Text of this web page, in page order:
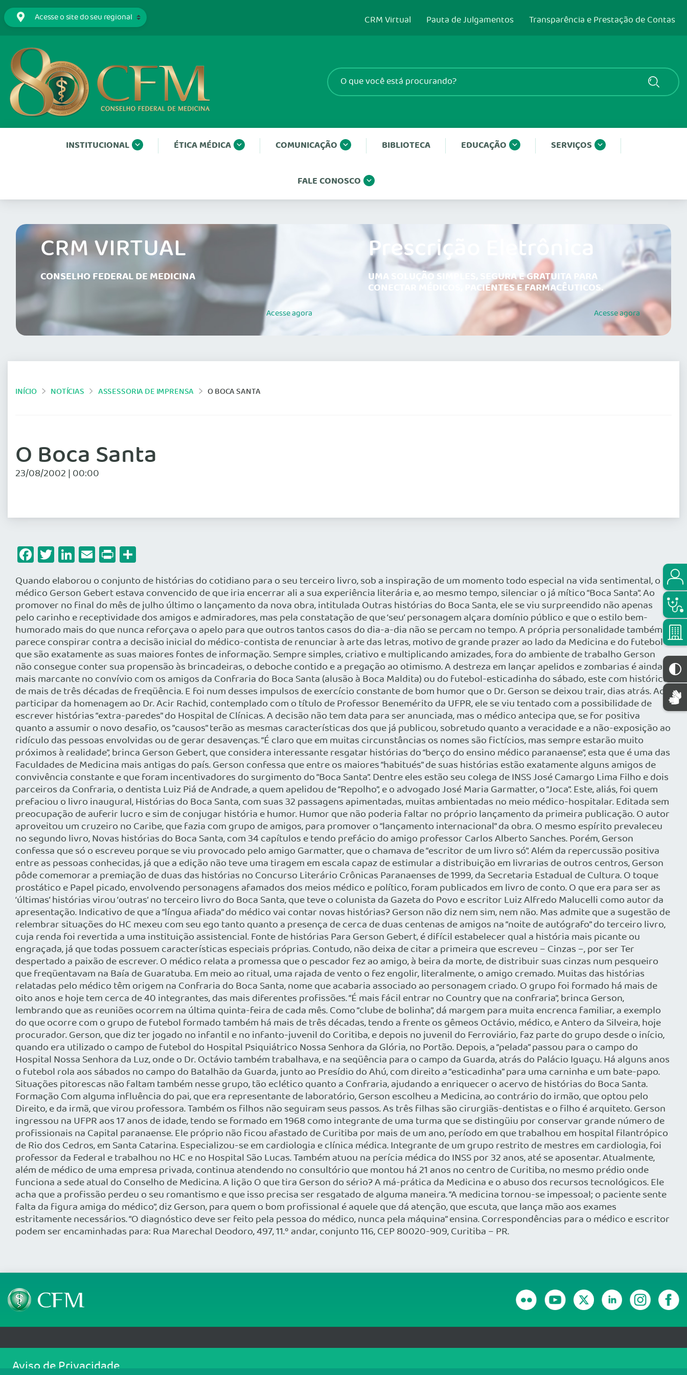
CRM Virtual Pauta de Julgamentos Transparência e Prestação de Contas
INSTITUCIONAL ÉTICA MÉDICA COMUNICAÇÃO BIBLIOTECA EDUCAÇÃO SERVIÇOS
FALE CONOSCO
CRM VIRTUAL
CONSELHO FEDERAL DE MEDICINA
Acesseagora
Prescrição Eletrônica
UMA SOLUÇÃO SIMPLES, SEGURA E GRATUITA PARA
CONECTAR MÉDICOS, PACIENTES E FARMACÊUTICOS.
Acesseagora
INÍCIO NOTÍCIAS ASSESSORIA DE IMPRENSA O BOCA SANTA
O Boca Santa
23/08/2002 | 00:00
Facebook
Twitter
LinkedIn
Email
Print
Quando elaborou o conjunto de histórias do cotidiano para o seu terceiro livro, sob a inspiração de um momento todo especial na vida sentimental, o
médico Gerson Gebert estava convencido de que iria encerrar ali a sua experiência literária e, ao mesmo tempo, silenciar o já mítico “Boca Santa”. Ao
promover no final do mês de julho último o lançamento da nova obra, intitulada Outras histórias do Boca Santa, ele se viu surpreendido não apenas
pelo carinho e receptividade dos amigos e admiradores, mas pela constatação de que ‘seu’ personagem alçara domínio público e que o estilo bem-
humorado mais do que nunca reforçava o apelo para que outros tantos casos do dia-a-dia não se percam no tempo. A própria personalidade também
parece conspirar contra a decisão inicial do médico-contista de renunciar à arte das letras, motivo de grande prazer ao lado da Medicina e do futebol –
que são exatamente as suas maiores fontes de informação. Sempre simples, criativo e multiplicando amizades, fora do ambiente de trabalho Gerson
não consegue conter sua propensão às brincadeiras, o deboche contido e a pregação ao otimismo. A destreza em lançar apelidos e zombarias é ainda
mais marcante no convívio com os amigos da Confraria do Boca Santa (alusão à Boca Maldita) ou do futebol-esticadinha do sábado, este com histórico
de mais de três décadas de freqüência. E foi num desses impulsos de exercício constante de bom humor que o Dr. Gerson se deixou trair, dias atrás. Ao
participar da homenagem ao Dr. Acir Rachid, contemplado com o título de Professor Benemérito da UFPR, ele se viu tentado com a possibilidade de
escrever histórias “extra-paredes” do Hospital de Clínicas. A decisão não tem data para ser anunciada, mas o médico antecipa que, se for positiva
quanto a assumir o novo desafio, os “causos” terão as mesmas características dos que já publicou, sobretudo quanto a veracidade e a não-exposição ao
ridículo das pessoas envolvidas ou de gerar desavenças. “É claro que em muitas circunstâncias os nomes são fictícios, mas sempre estarão muito
próximos à realidade”, brinca Gerson Gebert, que considera interessante resgatar histórias do “berço do ensino médico paranaense”, esta que é uma das
Faculdades de Medicina mais antigas do país. Gerson confessa que entre os maiores “habitués” de suas histórias estão exatamente alguns amigos de
convivência constante e que foram incentivadores do surgimento do “Boca Santa”. Dentre eles estão seu colega de INSS José Camargo Lima Filho e dois
parceiros da Confraria, o dentista Luiz Piá de Andrade, a quem apelidou de “Repolho”, e o advogado José Maria Garmatter, o “Joca”. Este, aliás, foi quem
prefaciou o livro inaugural, Histórias do Boca Santa, com suas 32 passagens apimentadas, muitas ambientadas no meio médico-hospitalar. Editada sem
preocupação de auferir lucro e sim de conjugar história e humor. Humor que não poderia faltar no próprio lançamento da primeira publicação. O autor
aproveitou um cruzeiro no Caribe, que fazia com grupo de amigos, para promover o “lançamento internacional” da obra. O mesmo espírito prevaleceu
no segundo livro, Novas histórias do Boca Santa, com 34 capítulos e tendo prefácio do amigo professor Carlos Alberto Sanches. Porém, Gerson
confessa que só o escreveu porque se viu provocado pelo amigo Garmatter, que o chamava de “escritor de um livro só”. Além da repercussão positiva
entre as pessoas conhecidas, já que a edição não teve uma tiragem em escala capaz de estimular a distribuição em livrarias de outros centros, Gerson
pôde comemorar a premiação de duas das histórias no Concurso Literário Crônicas Paranaenses de 1999, da Secretaria Estadual de Cultura. O toque
prostático e Papel picado, envolvendo personagens afamados dos meios médico e político, foram publicados em livro de conto. O que era para ser as
‘últimas’ histórias virou ‘outras’ no terceiro livro do Boca Santa, que teve o colunista da Gazeta do Povo e escritor Luiz Alfredo Malucelli como autor da
apresentação. Indicativo de que a “língua afiada” do médico vai contar novas histórias? Gerson não diz nem sim, nem não. Mas admite que a sugestão de
relembrar situações do HC mexeu com seu ego tanto quanto a presença de cerca de duas centenas de amigos na “noite de autógrafo” do terceiro livro,
cuja renda foi revertida a uma instituição assistencial. Fonte de histórias Para Gerson Gebert, é difícil estabelecer qual a história mais picante ou
engraçada, já que todas possuem características especiais próprias. Contudo, não deixa de citar a primeira que escreveu – Cinzas –, por ser Ter
despertado a paixão de escrever. O médico relata a promessa que o pescador fez ao amigo, à beira da morte, de distribuir suas cinzas num pesqueiro
que freqüentavam na Baía de Guaratuba. Em meio ao ritual, uma rajada de vento o fez engolir, literalmente, o amigo cremado. Muitas das histórias
relatadas pelo médico têm origem na Confraria do Boca Santa, nome que acabaria associado ao personagem criado. O grupo foi formado há mais de
oito anos e hoje tem cerca de 40 integrantes, das mais diferentes profissões. “É mais fácil entrar no Country que na confraria”, brinca Gerson,
lembrando que as reuniões ocorrem na última quinta-feira de cada mês. Como “clube de bolinha”, dá margem para muita encrenca familiar, a exemplo
do que ocorre com o grupo de futebol formado também há mais de três décadas, tendo a frente os gêmeos Octávio, médico, e Antero da Silveira, hoje
procurador. Gerson, que diz ter jogado no infantil e no infanto-juvenil do Coritiba, e depois no juvenil do Ferroviário, faz parte do grupo desde o início,
quando era utilizado o campo de futebol do Hospital Psiquiátrico Nossa Senhora da Glória, no Portão. Depois, a “pelada” passou para o campo do
Hospital Nossa Senhora da Luz, onde o Dr. Octávio também trabalhava, e na seqüência para o campo da Guarda, atrás do Palácio Iguaçu. Há alguns anos
o futebol rola aos sábados no campo do Batalhão da Guarda, junto ao Presídio do Ahú, com direito a “esticadinha” para uma carninha e um bate-papo.
Situações pitorescas não faltam também nesse grupo, tão eclético quanto a Confraria, ajudando a enriquecer o acervo de histórias do Boca Santa.
Formação Com alguma influência do pai, que era representante de laboratório, Gerson escolheu a Medicina, ao contrário do irmão, que optou pelo
Direito, e da irmã, que virou professora. Também os filhos não seguiram seus passos. As três filhas são cirurgiãs-dentistas e o filho é arquiteto. Gerson
ingressou na UFPR aos 17 anos de idade, tendo se formado em 1968 como integrante de uma turma que se distingüiu por conservar grande número de
profissionais na Capital paranaense. Ele próprio não ficou afastado de Curitiba por mais de um ano, período em que trabalhou em hospital filantrópico
de Rio dos Cedros, em Santa Catarina. Especializou-se em cardiologia e clínica médica. Integrante de um grupo restrito de mestres em cardiologia, foi
professor da Federal e trabalhou no HC e no Hospital São Lucas. Também atuou na perícia médica do INSS por 32 anos, até se aposentar. Atualmente,
além de médico de uma empresa privada, continua atendendo no consultório que montou há 21 anos no centro de Curitiba, no mesmo prédio onde
funciona a sede atual do Conselho de Medicina. A lição O que tira Gerson do sério? A má-prática da Medicina e o abuso dos recursos tecnológicos. Ele
acha que a profissão perdeu o seu romantismo e que isso precisa ser resgatado de alguma maneira. “A medicina tornou-se impessoal; o paciente sente
falta da figura amiga do médico”, diz Gerson, para quem o bom profissional é aquele que dá atenção, que escuta, que lança mão aos exames
estritamente necessários. “O diagnóstico deve ser feito pela pessoa do médico, nunca pela máquina” ensina. Correspondências para o médico e escritor
podem ser encaminhadas para: Rua Marechal Deodoro, 497, 11.º andar, conjunto 116, CEP 80020-909, Curitiba – PR.
SGAS 616, Conjunto D, Lote 115, L2 Sul, Brasília/DF - CEP: 70200-760 - CNPJ: 33.583.550/0001-30
Aviso de Privacidade